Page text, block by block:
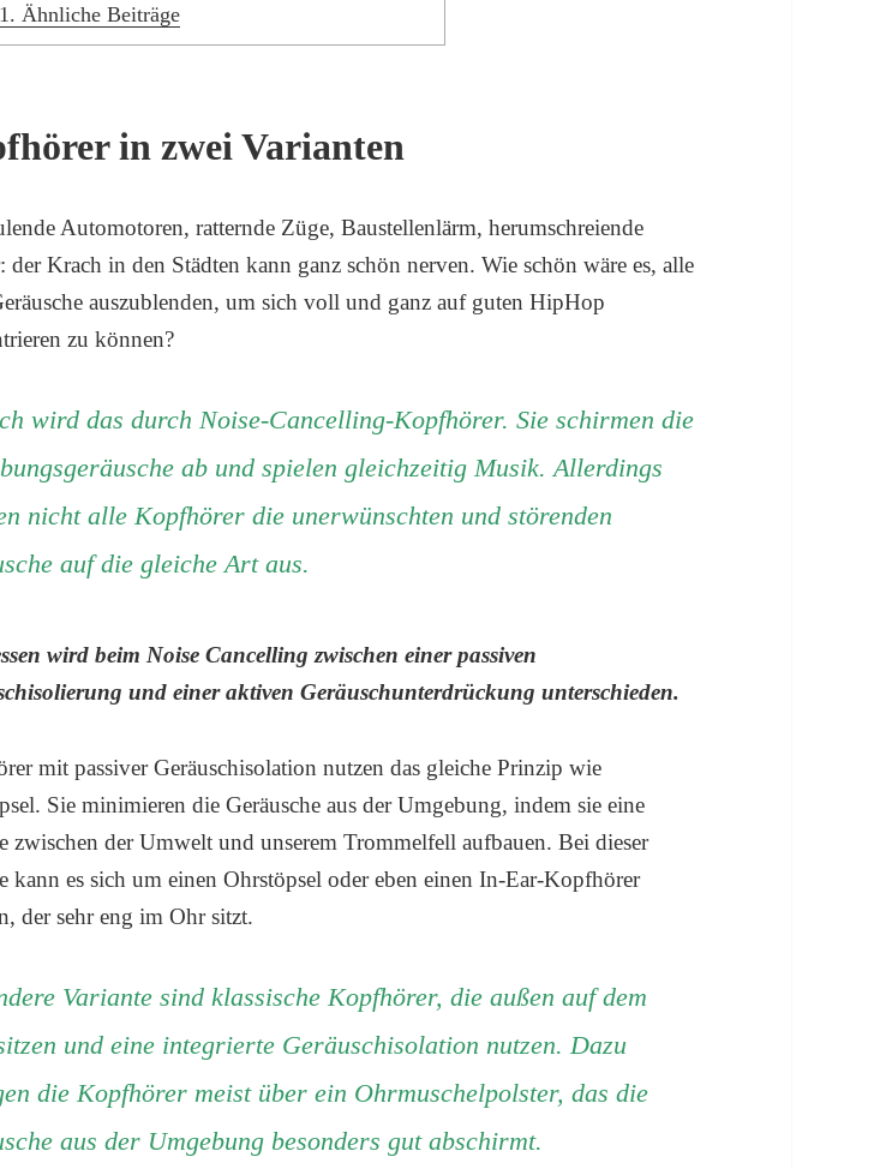
Ähnliche Beiträge
in zwei Varianten
Automotoren, ratternde Züge, Baustellenlärm, herumschreiende
der Krach in den Städten kann ganz schön nerven. Wie schön wäre es, alle
auszublenden, um sich voll und ganz auf guten HipHop
zu können?
wird das durch Noise-Cancelling-Kopfhörer. Sie schirmen die
ab und spielen gleichzeitig Musik. Allerdings
nicht alle Kopfhörer die unerwünschten und störenden
auf die gleiche Art aus.
wird beim Noise Cancelling zwischen einer passiven
und einer aktiven Geräuschunterdrückung unterschieden.
mit passiver Geräuschisolation nutzen das gleiche Prinzip wie
Sie minimieren die Geräusche aus der Umgebung, indem sie eine
zwischen der Umwelt und unserem Trommelfell aufbauen. Bei dieser
kann es sich um einen Ohrstöpsel oder eben einen In-Ear-Kopfhörer
der sehr eng im Ohr sitzt.
Variante sind klassische Kopfhörer, die außen auf dem
und eine integrierte Geräuschisolation nutzen. Dazu
die Kopfhörer meist über ein Ohrmuschelpolster, das die
aus der Umgebung besonders gut abschirmt.